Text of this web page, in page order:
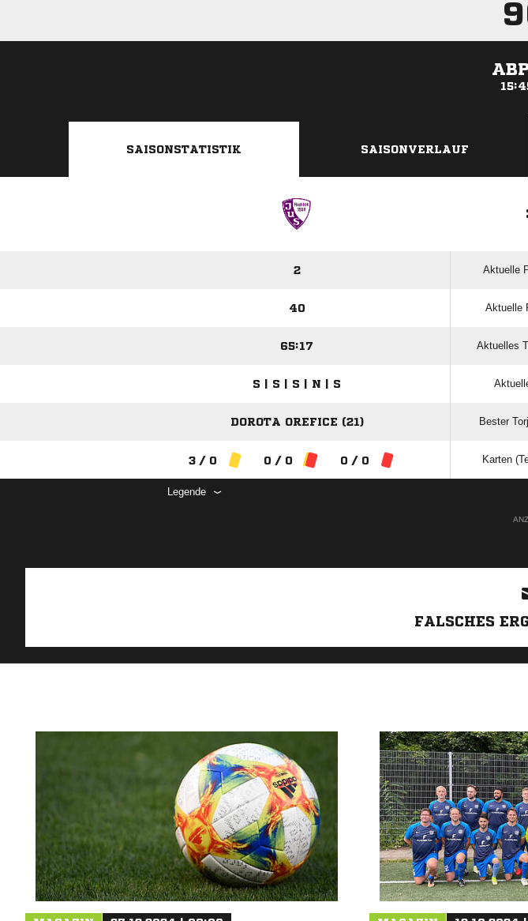
SAISONSTATISTIK SAISONVERLAUF
2 Aktuelle
40 Aktuelle
65:17 Aktuelles
S | S | S | N | S
DOROTA OREFICE (21) Bester
3 / 0 0 / 0 0 / 0 Karten
Legende
FALSCHES